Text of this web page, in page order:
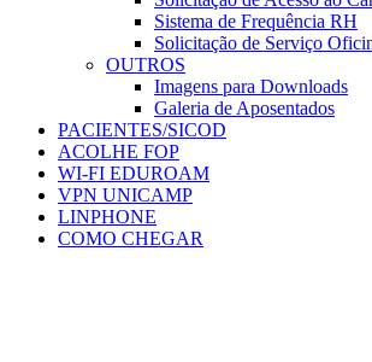
Sistema de Frequência RH
Solicitação de Serviço
OUTROS
Imagens para Downloads
Galeria de Aposentados
PACIENTES/SICOD
ACOLHE FOP
WI-FI EDUROAM
VPN UNICAMP
LINPHONE
COMO CHEGAR